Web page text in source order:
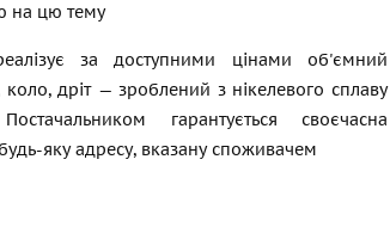
на цю тему
за доступними цінами об'ємний
дріт — зроблений з нікелевого сплаву
гарантується своєчасна
яку адресу, вказану споживачем